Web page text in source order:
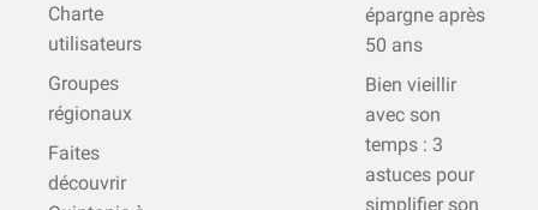
Charte
utilisateurs
Groupes
régionaux
Faites
découvrir
épargne après
50 ans
Bien vieillir
avec son
temps : 3
astuces pour
simplifier son